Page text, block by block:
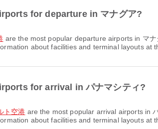
for departure in マナグア?
are the most popular departure airports in マ
about facilities and terminal layouts at
for arrival in パナマシティ?
ト空港 are the most popular arrival airports in
about facilities and terminal layouts at